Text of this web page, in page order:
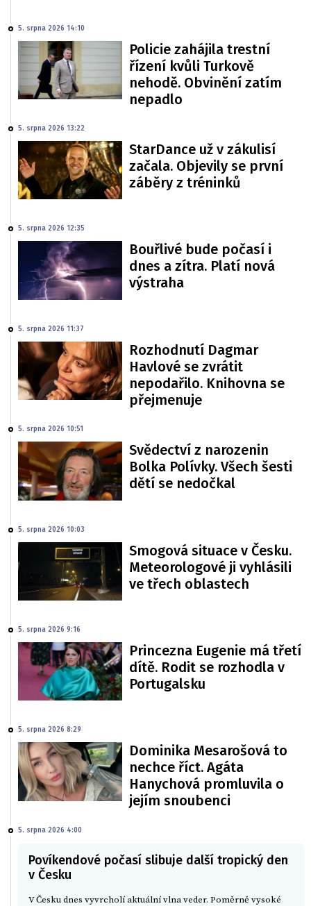
5. srpna 2026 14:10
Policie zahájila trestní
řízení kvůli Turkově
nehodě. Obvinění zatím
nepadlo
5. srpna 2026 13:22
StarDance už v zákulisí
začala. Objevily se první
záběry z tréninků
5. srpna 2026 12:35
Bouřlivé bude počasí i
dnes a zítra. Platí nová
výstraha
5. srpna 2026 11:37
Rozhodnutí Dagmar
Havlové se zvrátit
nepodařilo. Knihovna se
přejmenuje
5. srpna 2026 10:51
Svědectví z narozenin
Bolka Polívky. Všech šesti
dětí se nedočkal
5. srpna 2026 10:03
Smogová situace v Česku.
Meteorologové ji vyhlásili
ve třech oblastech
5. srpna 2026 9:16
Princezna Eugenie má třetí
dítě. Rodit se rozhodla v
Portugalsku
5. srpna 2026 8:29
Dominika Mesarošová to
nechce říct. Agáta
Hanychová promluvila o
jejím snoubenci
5. srpna 2026 4:00
Povíkendové počasí slibuje další tropický den
v Česku
V Česku dnes vyvrcholí aktuální vlna veder. Poměrně vysoké